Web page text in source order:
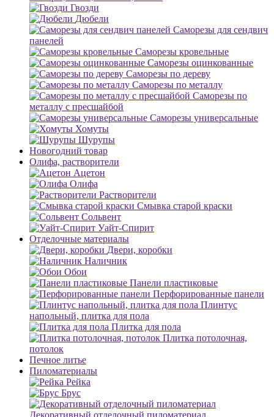
Гвозди
Дюбели
Саморезы для сендвич
панелей
Саморезы кровельные
Саморезы оцинкованные
Саморезы по дереву
Саморезы по металлу
Саморезы по
металлу с пресшайбой
Саморезы универсальные
Хомуты
Шурупы
Новогодний товар
Олифа, растворители
Ацетон
Олифа
Растворители
Смывка старой краски
Сольвент
Уайт-Спирит
Отделочные материалы
Двери, коробки
Наличник
Обои
Панели пластиковые
Перфорированные панели
Плинтус
напольный, плитка для пола
Плитка для пола
Плитка потолочная,
потолок
Печное литье
Пиломатериалы
Рейка
Брус
Декоративный отделочный пиломатериал